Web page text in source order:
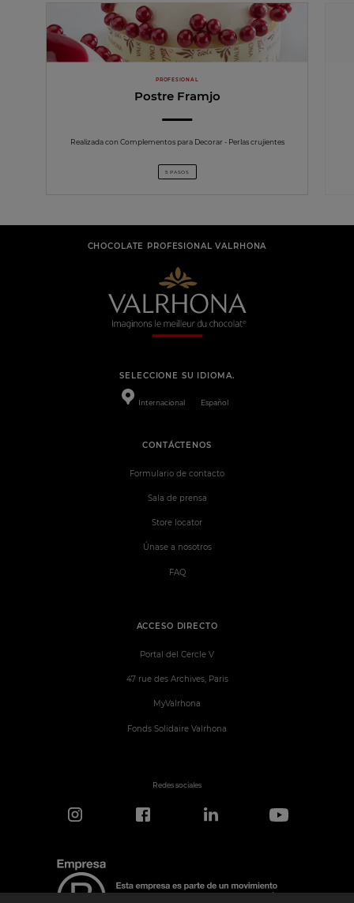
PROFESIONAL
Postre Framjo
Realizada con Complementos para Decorar - Perlas crujientes
5 PASOS
CHOCOLATE PROFESIONAL VALRHONA
SELECCIONE SU IDIOMA.
Internacional Español
ACCESO DIRECTO
Portal del Cercle V
47 rue des Archives, Paris
MyValrhona
Fonds Solidaire Valrhona
CONTÁCTENOS
Formulario de contacto
Sala de prensa
Store locator
Únase a nosotros
FAQ
Redes sociales